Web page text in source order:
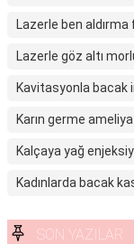
Lazerle ben aldırma
Lazerle göz altı
Kavitasyonla bacak
Karın germe
Kalçaya yağ
Kadınlarda bacak
SON YAZILAR